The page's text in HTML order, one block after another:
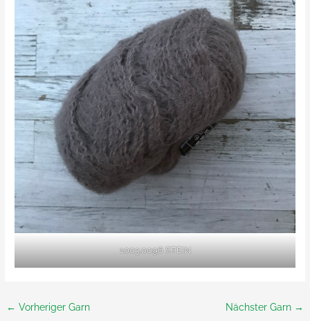
1003.0096 STEIN
← Vorheriger Garn Nächster Garn →